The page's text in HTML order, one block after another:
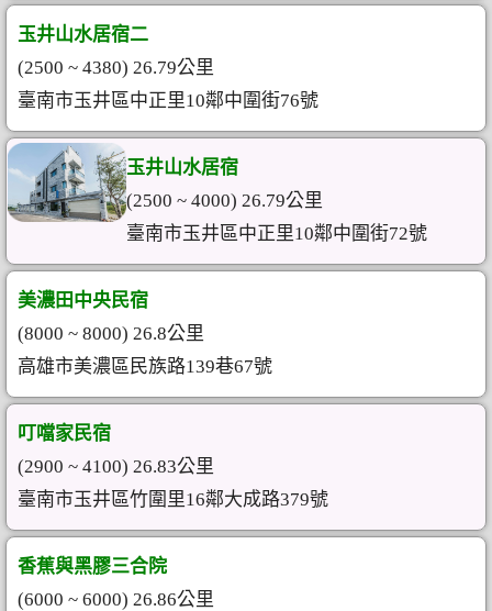
玉井山水居宿二
(2500 ~ 4380) 26.79公里
臺南市玉井區中正里10鄰中圍街76號
玉井山水居宿
(2500 ~ 4000) 26.79公里
臺南市玉井區中正里10鄰中圍街72號
美濃田中央民宿
(8000 ~ 8000) 26.8公里
高雄市美濃區民族路139巷67號
叮噹家民宿
(2900 ~ 4100) 26.83公里
臺南市玉井區竹圍里16鄰大成路379號
香蕉與黑膠三合院
(6000 ~ 6000) 26.86公里